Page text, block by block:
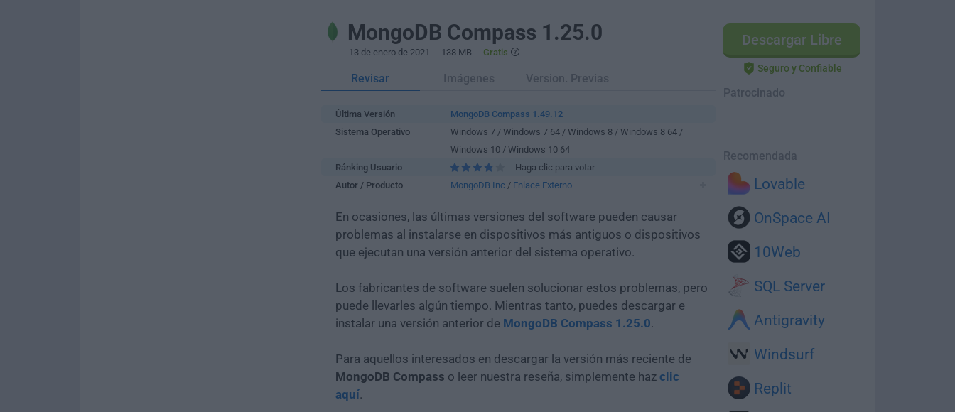
Descargar Libre
Seguro y Confiable
Patrocinado
Recomendada
Lovable
OnSpace AI
10Web
SQL Server
Antigravity
Windsurf
Replit
MongoDB Compass 1.25.0
13 de enero de 2021 - 138 MB - Gratis
Revisar Imágenes Version. Previas
Última Versión
MongoDB Compass 1.49.12
Sistema Operativo
Windows 7 / Windows 7 64 / Windows 8 / Windows 8 64 /
Windows 10 / Windows 10 64
Ránking Usuario
Haga clic para votar
Autor / Producto
MongoDB Inc / Enlace Externo
En ocasiones, las últimas versiones del software pueden causar
problemas al instalarse en dispositivos más antiguos o dispositivos
que ejecutan una versión anterior del sistema operativo.
Los fabricantes de software suelen solucionar estos problemas, pero
puede llevarles algún tiempo. Mientras tanto, puedes descargar e
instalar una versión anterior de MongoDB Compass 1.25.0.
Para aquellos interesados en descargar la versión más reciente de
MongoDB Compass o leer nuestra reseña, simplemente haz clic
aquí.